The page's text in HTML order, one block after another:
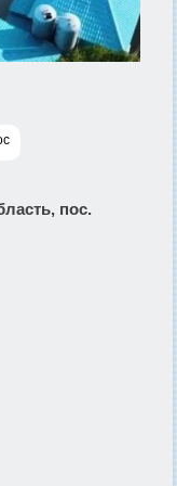
пос.